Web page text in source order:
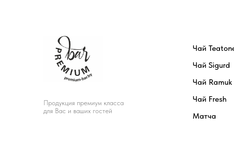
Продукция премиум класса
для Вас и ваших гостей
Чай
Чай Sigurd
Чай Ramuk
Чай Fresh
Матча